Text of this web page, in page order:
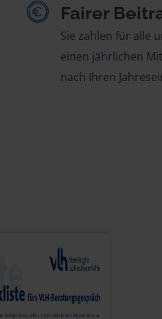
Fairer
Sie zahlen für alle
einen jährlichen
nach Ihren